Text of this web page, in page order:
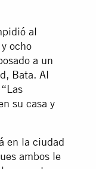
al
ocho
a un
Bata. Al
su casa y
en la ciudad
ambos le